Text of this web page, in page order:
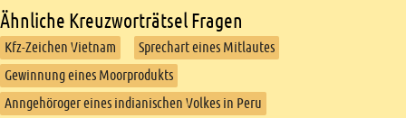
Ähnliche Kreuzworträtsel Fragen
Kfz-Zeichen Vietnam
Sprechart eines Mitlautes
Gewinnung eines Moorprodukts
Anngehöroger eines indianischen Volkes in Peru